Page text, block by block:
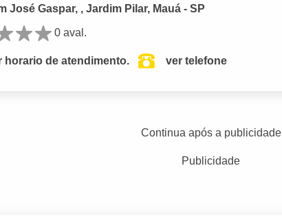
José Gaspar, , Jardim Pilar, Mauá - SP
0 aval.
horario de atendimento. ver telefone
Continua após a publicidade
Publicidade